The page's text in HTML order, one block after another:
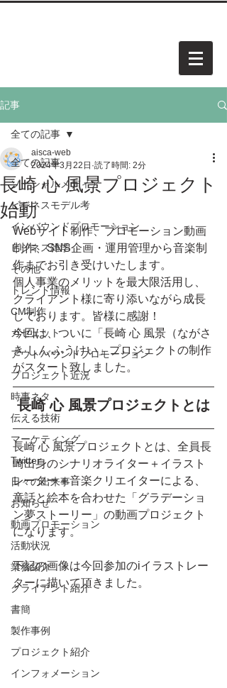
記事
全ての記事
ソーシャルメディア
ビジネスモデル考
インバウンドプロモーション
ビジネス雑学
その他
トレンド情報
CM制作
ガゼェット
アウトバウンドプロモーション
プロジェクト近況
時事ネタ
伝える技術
マーケティング
Twitter
日々の出来事
お知らせ
動画プロモーション
活動状況
業務紹介
クライアント紹介
書簡
製作事例
プロジェクト紹介
インフォメーション
全ての記事
長崎 心 風景プロジェクト
始動
aisca-web
2024年3月22日 読了時間: 2分
Webサイト制作、プロモーション動画
制作、SNS企画・運用管理から音楽制
作までお引き受けいたします。
個人事業のメリットを最大限活用し、
クライアント様に寄り添いながら成長
しております。皆様に感謝！
今回は、ついに「長崎 心 風景（ながさ
き しん ふうけい」プロジェクトの制作
がスタート致しました。
長崎 心 風景プロジェクトとは
長崎 心 風景プロジェクトとは、全員長
崎出身のシナリオライター＋イラスト
レーター＋音楽クリエイターによる、
童話と絵本を合わせた「グラデーショ
ン夢ストーリー」の動画プロジェクト
になります。
下記の画像は今回参加のiイラストレー
ターに描いて頂きました。